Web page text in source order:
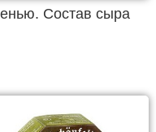
Состав сыра